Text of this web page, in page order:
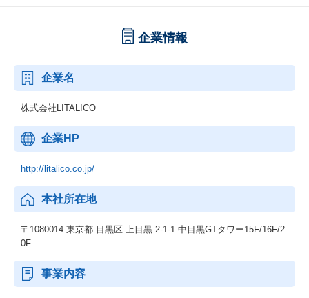
企業情報
企業名
株式会社LITALICO
企業HP
http://litalico.co.jp/
本社所在地
〒1080014 東京都 目黒区 上目黒 2-1-1 中目黒GTタワー15F/16F/2
0F
事業内容